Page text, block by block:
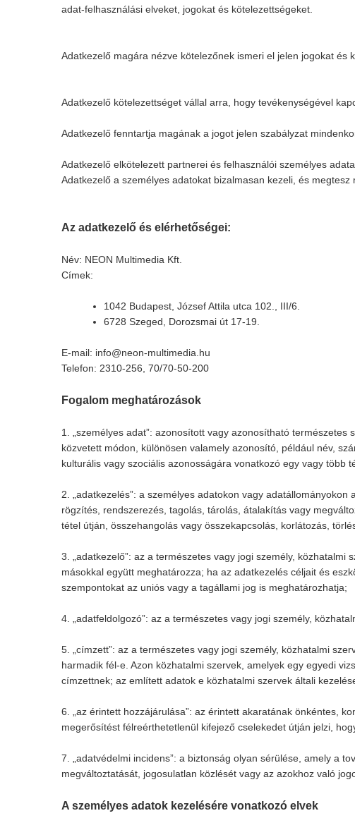
adat-felhasználási elveket, jogokat és kötelezettségeket.
Adatkezelő magára nézve kötelezőnek ismeri el jelen jogokat és
Adatkezelő kötelezettséget vállal arra, hogy tevékenységével
Adatkezelő fenntartja magának a jogot jelen szabályzat
Adatkezelő elkötelezett partnerei és felhasználói személyes
Adatkezelő a személyes adatokat bizalmasan kezeli, és
Az adatkezelő és elérhetőségei:
Név: NEON Multimedia Kft.
Címek:
1042 Budapest, József Attila utca 102., III/6.
6728 Szeged, Dorozsmai út 17-19.
E-mail: info@neon-multimedia.hu
Telefon: 2310-256, 70/70-50-200
Fogalom meghatározások
1. „személyes adat”: azonosított vagy azonosítható
közvetett módon, különösen valamely azonosító, például név,
kulturális vagy szociális azonosságára vonatkozó egy vagy több
2. „adatkezelés”: a személyes adatokon vagy
rögzítés, rendszerezés, tagolás, tárolás, átalakítás vagy
tétel útján, összehangolás vagy összekapcsolás, korlátozás,
3. „adatkezelő”: az a természetes vagy jogi személy,
másokkal együtt meghatározza; ha az adatkezelés céljait és
szempontokat az uniós vagy a tagállami jog is meghatározhatja;
4. „adatfeldolgozó”: az a természetes vagy jogi személy,
5. „címzett”: az a természetes vagy jogi személy, közhatalmi
harmadik fél-e. Azon közhatalmi szervek, amelyek egy egyedi
címzettnek; az említett adatok e közhatalmi szervek általi
6. „az érintett hozzájárulása”: az érintett akaratának önkéntes,
megerősítést félreérthetetlenül kifejező cselekedet útján jelzi,
7. „adatvédelmi incidens”: a biztonság olyan sérülése, amely a
megváltoztatását, jogosulatlan közlését vagy az azokhoz való
A személyes adatok kezelésére vonatkozó elvek